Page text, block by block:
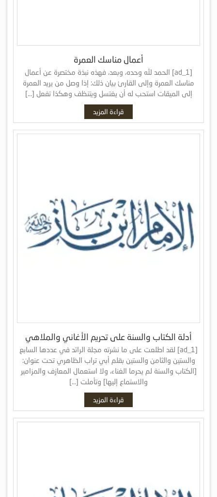
أعمال مناسك العمرة
[ad_1] الحمد لله وحده، وبعد، فهذه نبذة مختصرة عن أعمال
مناسك العمرة وإلى القارئ بيان ذلك: إذا وصل من يريد العمرة
إلى الميقات استحب له أن يغتسل ويتنظف وهكذا تفعل […]
قراءة المزيد
أدلة الكتاب والسنة على تحريم الأغاني والملاهي
[ad_1] لقد اطلعت على ما نشرته مجلة الرائد في عددها السابع
والستين والثامن والستين بقلم أبي تراب الظاهري تحت عنوان:
[الكتاب والسنة لم يحرما الغناء، ولا استعمال المعازف والمزامير
والاستماع إليها] وتأملت […]
قراءة المزيد